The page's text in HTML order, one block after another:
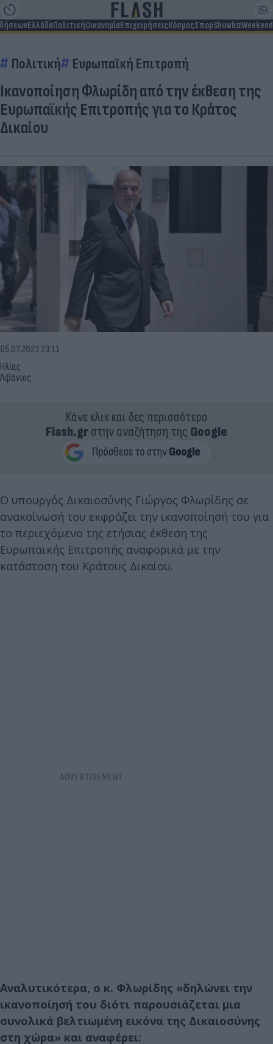
ΕλλάδαΠολιτικήΟικονομίαΕπιχειρήσειςΚόσμοςΣπορShowbizWeekend
Πολιτική Ευρωπαϊκή Επιτροπή
Ικανοποίηση Φλωρίδη από την έκθεση της
Ευρωπαϊκής Επιτροπής για το Κράτος
Δικαίου
Ηλίας
Λιβάνιος
05.07.2023 23:11
Κάνε κλικ και δες περισσότερο
Flash.grστην αναζήτηση της Google
Ο υπουργός Δικαιοσύνης Γιώργος Φλωρίδης σε
ανακοίνωσή του εκφράζει την ικανοποίησή του για
το περιεχόμενο της ετήσιας έκθεση της
Ευρωπαϊκής Επιτροπής αναφορικά με την
κατάσταση του Κράτους Δικαίου.
Αναλυτικότερα, ο κ. Φλωρίδης «δηλώνει την
ικανοποίησή του διότι παρουσιάζεται µια
συνολικά βελτιωμένη εικόνα της Δικαιοσύνης
στη χώρα» και αναφέρει: